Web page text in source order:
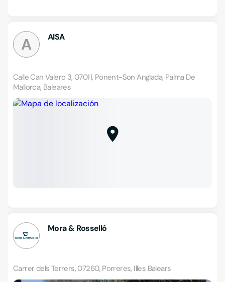
A AISA
Calle Can Valero 3, 07011, Ponent-Son Anglada, Palma De
Mallorca, Baleares
Mora & Rosselló
Carrer dels Terrers, 07260, Porreres, Illes Balears